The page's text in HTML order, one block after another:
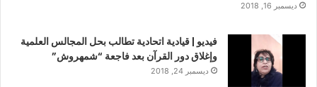
ديسمبر 16, 2018
فيديو | قيادية اتحادية تطالب بحل المجالس العلمية
وإغلاق دور القرآن بعد فاجعة “شمهروش”
ديسمبر 24, 2018